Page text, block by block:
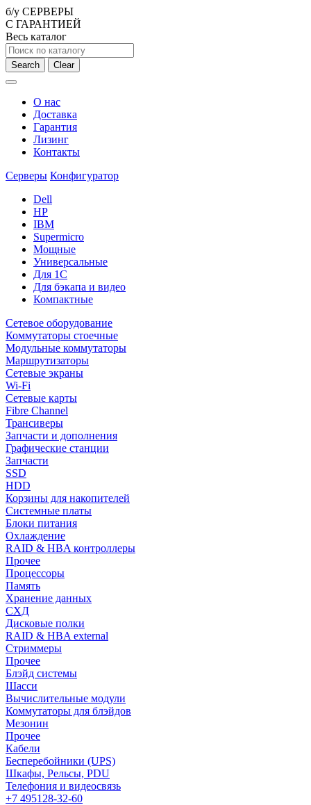
б/у СЕРВЕРЫ
С ГАРАНТИЕЙ
Весь каталог
Search Clear
О нас
Доставка
Гарантия
Лизинг
Контакты
Серверы Конфигуратор
Dell
HP
IBM
Supermicro
Мощные
Универсальные
Для 1С
Для бэкапа и видео
Компактные
Сетевое оборудование
Коммутаторы стоечные
Модульные коммутаторы
Маршрутизаторы
Сетевые экраны
Wi-Fi
Сетевые карты
Fibre Channel
Трансиверы
Запчасти и дополнения
Графические станции
Запчасти
SSD
HDD
Корзины для накопителей
Системные платы
Блоки питания
Охлаждение
RAID & HBA контроллеры
Прочее
Процессоры
Память
Хранение данных
СХД
Дисковые полки
RAID & HBA external
Стриммеры
Прочее
Блэйд системы
Шасси
Вычислительные модули
Коммутаторы для блэйдов
Мезонин
Прочее
Кабели
Бесперебойники (UPS)
Шкафы, Рельсы, PDU
Телефония и видеосвязь
+7 495128-32-60